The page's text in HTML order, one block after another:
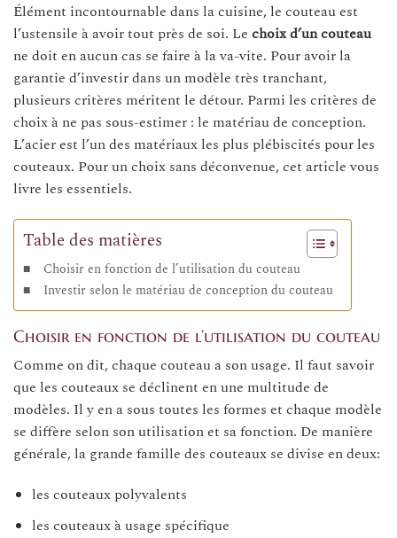
Élément incontournable dans la cuisine, le couteau est
l’ustensile à avoir tout près de soi. Le choix d’un couteau
ne doit en aucun cas se faire à la va-vite. Pour avoir la
garantie d’investir dans un modèle très tranchant,
plusieurs critères méritent le détour. Parmi les critères de
choix à ne pas sous-estimer : le matériau de conception.
L’acier est l’un des matériaux les plus plébiscités pour les
couteaux. Pour un choix sans déconvenue, cet article vous
livre les essentiels.
Table des matières
Choisir en fonction de l’utilisation du couteau
Investir selon le matériau de conception du couteau
Choisir en fonction de l’utilisation du couteau
Comme on dit, chaque couteau a son usage. Il faut savoir
que les couteaux se déclinent en une multitude de
modèles. Il y en a sous toutes les formes et chaque modèle
se diffère selon son utilisation et sa fonction. De manière
générale, la grande famille des couteaux se divise en deux:
les couteaux polyvalents
les couteaux à usage spécifique